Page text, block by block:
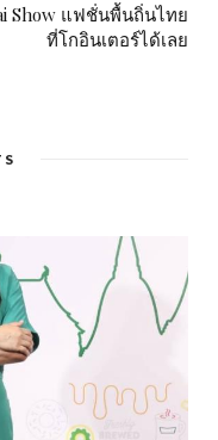
Show แฟชั่นพื้นถิ่นไทย
ที่โกอินเตอร์ได้เลย